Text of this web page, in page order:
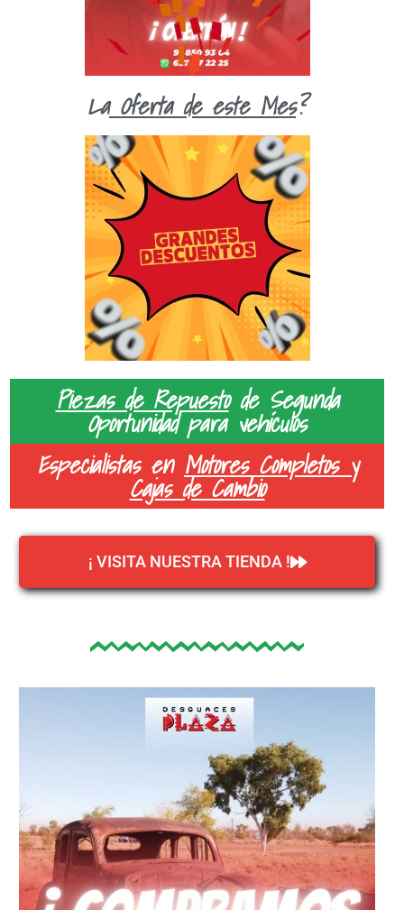
LaOferta de este Mes?
Piezas de Repuestode Segunda
Oportunidad para vehículos
Especialistas en Motores Completos y
Cajas de Cambio
¡ VISITA NUESTRA TIENDA !